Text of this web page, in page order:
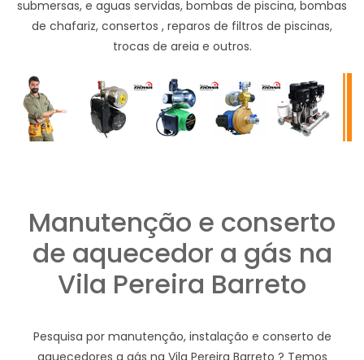
submersas, e aguas servidas, bombas de piscina, bombas
de chafariz, consertos , reparos de filtros de piscinas,
trocas de areia e outros.
Manutenção e conserto
de aquecedor a gás na
Vila Pereira Barreto
Pesquisa por manutenção, instalação e conserto de